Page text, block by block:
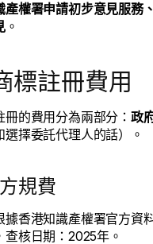
產權署申請初步意見服務
。
標註冊費用
冊的費用分為兩部分： 政
選擇委託代理人的話）。
規費
據香港知識產權署官方資
查核日期：2025年。